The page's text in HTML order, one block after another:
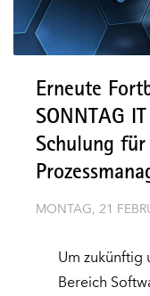
Erneute
SONNTAG
Schulung für
MONTAG, 21
Um zukünftig
Bereich